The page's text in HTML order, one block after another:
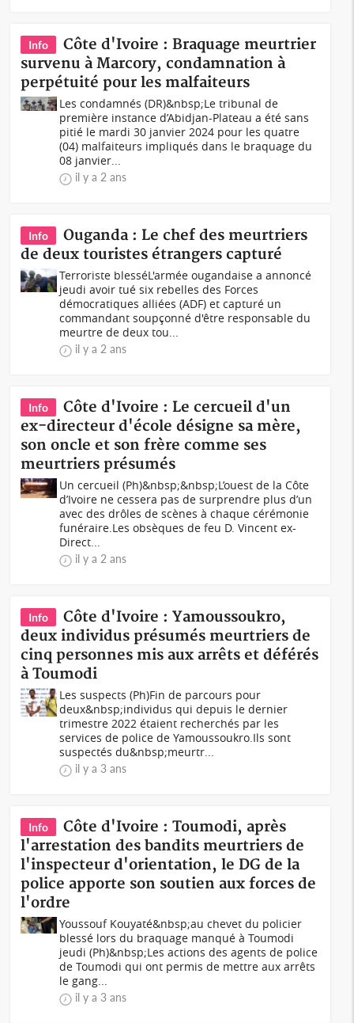
Info
Côte d'Ivoire : Braquage meurtrier
survenu à Marcory, condamnation à
perpétuité pour les malfaiteurs
Les condamnés (DR)&nbsp;Le tribunal de
première instance d’Abidjan-Plateau a été sans
pitié le mardi 30 janvier 2024 pour les quatre
(04) malfaiteurs impliqués dans le braquage du
08 janvier...
il y a 2 ans
Info
Ouganda : Le chef des meurtriers
de deux touristes étrangers capturé
Terroriste blesséL'armée ougandaise a annoncé
jeudi avoir tué six rebelles des Forces
démocratiques alliées (ADF) et capturé un
commandant soupçonné d'être responsable du
meurtre de deux tou...
il y a 2 ans
Info
Côte d'Ivoire : Le cercueil d'un
ex-directeur d'école désigne sa mère,
son oncle et son frère comme ses
meurtriers présumés
Un cercueil (Ph)&nbsp;&nbsp;L’ouest de la Côte
d’Ivoire ne cessera pas de surprendre plus d’un
avec des drôles de scènes à chaque cérémonie
funéraire.Les obsèques de feu D. Vincent ex-
Direct...
il y a 2 ans
Info
Côte d'Ivoire : Yamoussoukro,
deux individus présumés meurtriers de
cinq personnes mis aux arrêts et déférés
à Toumodi
Les suspects (Ph)Fin de parcours pour
deux&nbsp;individus qui depuis le dernier
trimestre 2022 étaient recherchés par les
services de police de Yamoussoukro.Ils sont
suspectés du&nbsp;meurtr...
il y a 3 ans
Info
Côte d'Ivoire : Toumodi, après
l'arrestation des bandits meurtriers de
l'inspecteur d'orientation, le DG de la
police apporte son soutien aux forces de
l'ordre
Youssouf Kouyaté&nbsp;au chevet du policier
blessé lors du braquage manqué à Toumodi
jeudi (Ph)&nbsp; Les actions des agents de police
de Toumodi qui ont permis de mettre aux arrêts
le gang...
il y a 3 ans